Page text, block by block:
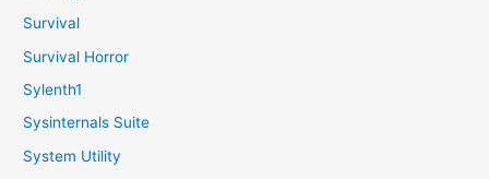
Survival
Survival Horror
Sylenth1
Sysinternals Suite
System Utility